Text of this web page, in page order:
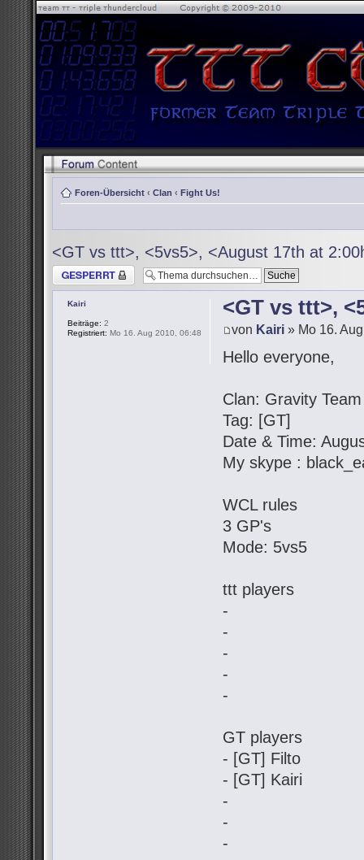
Foren-Übersicht ‹ Clan ‹ Fight Us!
<GT vs ttt>, <5vs5>, <August 17th at
Thema gesperrt
<GT vs ttt>,
von Kairi » Mo 16.
Hello everyone,
Clan: Gravity Team
Tag: [GT]
Date & Time:
My skype :
WCL rules
3 GP's
Mode: 5vs5
ttt players
-
-
-
-
-
GT players
- [GT] Filto
- [GT] Kairi
-
-
-
Kairi
Beiträge: 2
Registriert: Mo 16. Aug 2010, 06:48